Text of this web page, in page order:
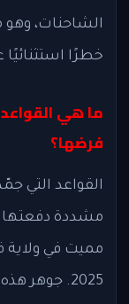
الشاحنات، وهو
خطرًا
ما هي القواعد
فرضها؟
القواعد التي
مشددة دفعتها
مميت في ولاية
2025. جوهر